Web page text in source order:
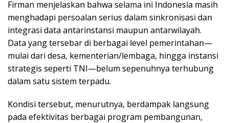
Firman menjelaskan bahwa selama ini Indonesia masih
menghadapi persoalan serius dalam sinkronisasi dan
integrasi data antarinstansi maupun antarwilayah.
Data yang tersebar di berbagai level pemerintahan—
mulai dari desa, kementerian/lembaga, hingga instansi
strategis seperti TNI—belum sepenuhnya terhubung
dalam satu sistem terpadu.
Kondisi tersebut, menurutnya, berdampak langsung
pada efektivitas berbagai program pembangunan,